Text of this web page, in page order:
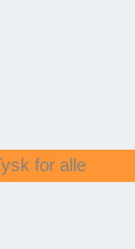
for alle